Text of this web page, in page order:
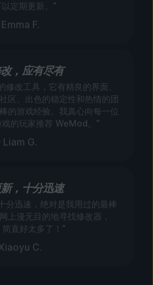
定期更新。”
F.
，应有尽有
改工具，它有精良的界面、
区、出色的稳定性和热情的团
的游戏经验。我真心向每一位
的玩家推荐 WeMod。”
Liam G.
，十分迅速
分迅速，绝对是我用过的最棒
上漫无目的地寻找修改器，
直好太多了！”
C.